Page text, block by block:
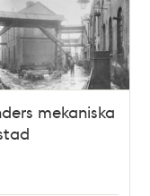
mekaniska